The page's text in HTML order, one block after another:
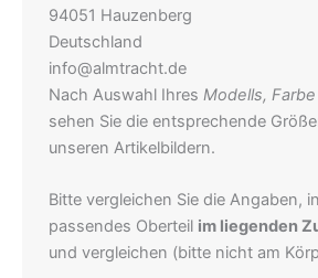
94051 Hauzenberg
Deutschland
info@almtracht.de
Nach Auswahl Ihres Modells,
sehen Sie die entsprechende
unseren Artikelbildern.
Bitte vergleichen Sie die Angaben,
passendes Oberteil im liegenden
und vergleichen (bitte nicht am